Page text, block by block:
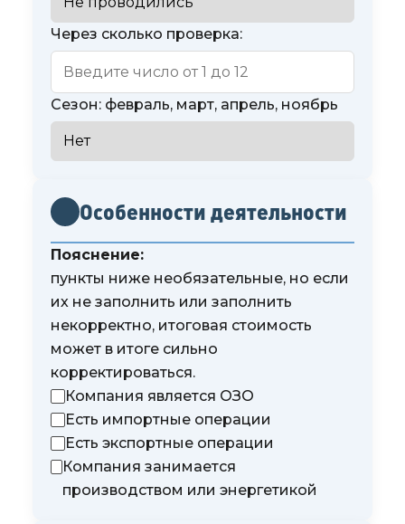
Через сколько проверка:
Сезон: февраль, март, апрель, ноябрь
Особенности деятельности
Пояснение:
пункты ниже необязательные, но если
их не заполнить или заполнить
некорректно, итоговая стоимость
может в итоге сильно
корректироваться.
Компания является ОЗО
Есть импортные операции
Есть экспортные операции
Компания занимается
производством или энергетикой